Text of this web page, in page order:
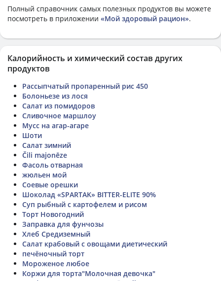
Полный справочник самых полезных продуктов вы можете
посмотреть в приложении «Мой здоровый рацион».
Калорийность и химический состав других
продуктов
Рассыпчатый пропаренный рис 450
Болоньезе из лося
Салат из помидоров
Сливочное маршлоу
Мусс на агар-агаре
Шоти
Салат зимний
Čili majonēze
Фасоль отварная
жюльен мой
Соевые орешки
Шоколад «SPARTAK» BITTER-ELITE 90%
Суп рыбный с картофелем и рисом
Торт Новогодний
Заправка для фунчозы
Хлеб Средиземный
Салат крабовый с овощами диетический
печёночный торт
Мороженое любое
Коржи для торта"Молочная девочка"